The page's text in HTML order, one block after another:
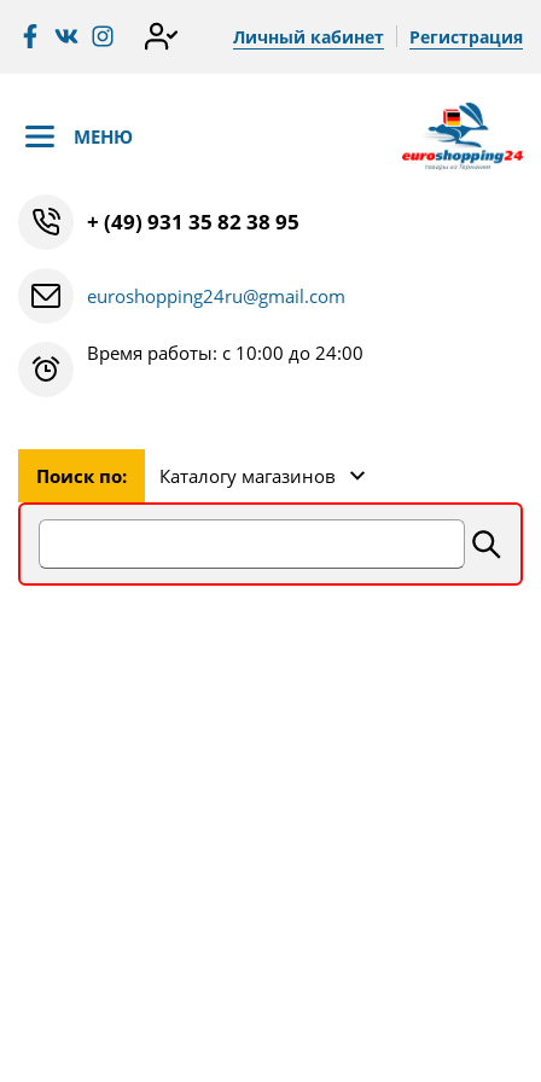
Личный кабинет Регистрация
МЕНЮ
+ (49) 931 35 82 38 95
euroshopping24ru@gmail.com
Время работы: с 10:00 до 24:00
Поиск по: Каталогу магазинов